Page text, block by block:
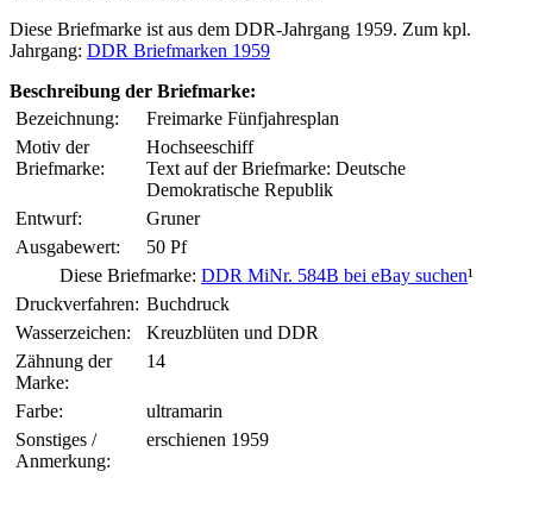
Diese Briefmarke ist aus dem DDR-Jahrgang 1959. Zum kpl.
Jahrgang: DDR Briefmarken 1959
Beschreibung der Briefmarke:
Bezeichnung:
Freimarke Fünfjahresplan
Motiv der
Briefmarke:
Hochseeschiff
Text auf der Briefmarke: Deutsche
Demokratische Republik
Entwurf:
Gruner
Ausgabewert:
50 Pf
Diese Briefmarke: DDR MiNr. 584B bei eBay suchen¹
Druckverfahren: Buchdruck
Wasserzeichen:
Kreuzblüten und DDR
Zähnung der
Marke:
14
Farbe:
ultramarin
Sonstiges /
Anmerkung:
erschienen 1959